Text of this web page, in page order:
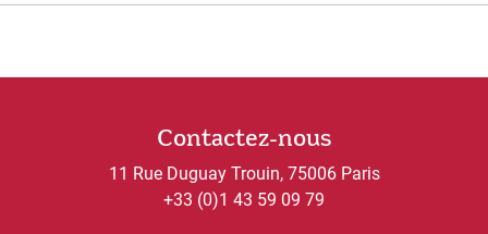
Contactez-nous
11 Rue Duguay Trouin, 75006 Paris
+33 (0)1 43 59 09 79